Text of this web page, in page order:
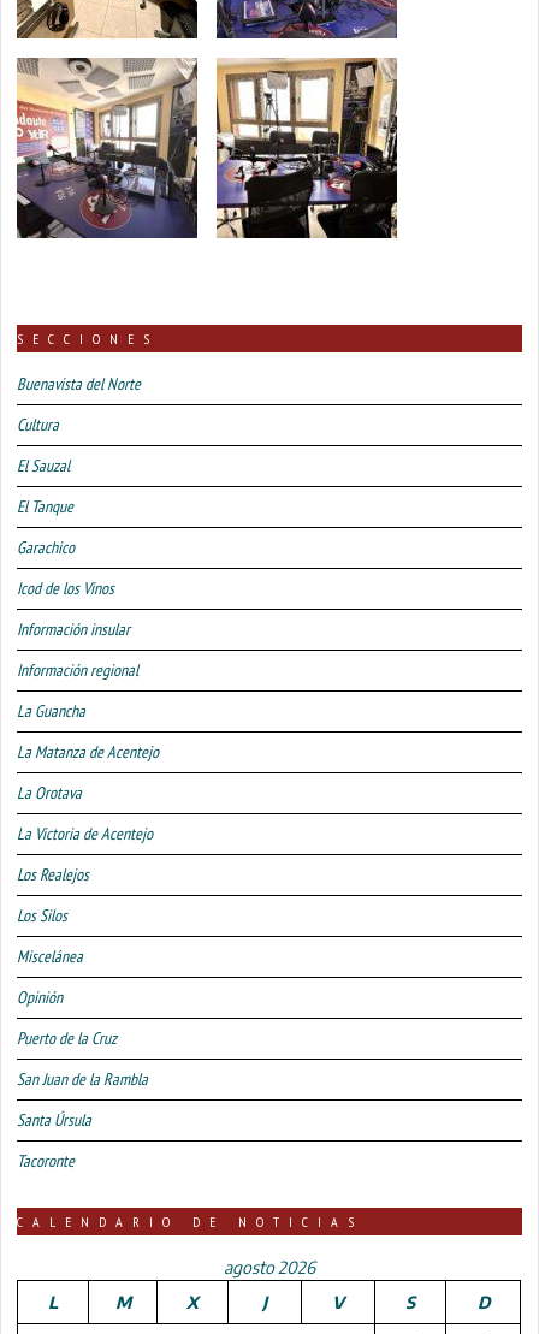
SECCIONES
Buenavista del Norte
Cultura
El Sauzal
El Tanque
Garachico
Icod de los Vinos
Información insular
Información regional
La Guancha
La Matanza de Acentejo
La Orotava
La Victoria de Acentejo
Los Realejos
Los Silos
Miscelánea
Opinión
Puerto de la Cruz
San Juan de la Rambla
Santa Úrsula
Tacoronte
CALENDARIO DE NOTICIAS
agosto 2026
L
M X J V S D